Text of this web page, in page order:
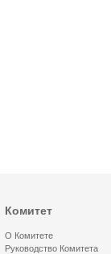
Комитет
О Комитете
Руководство Комитета